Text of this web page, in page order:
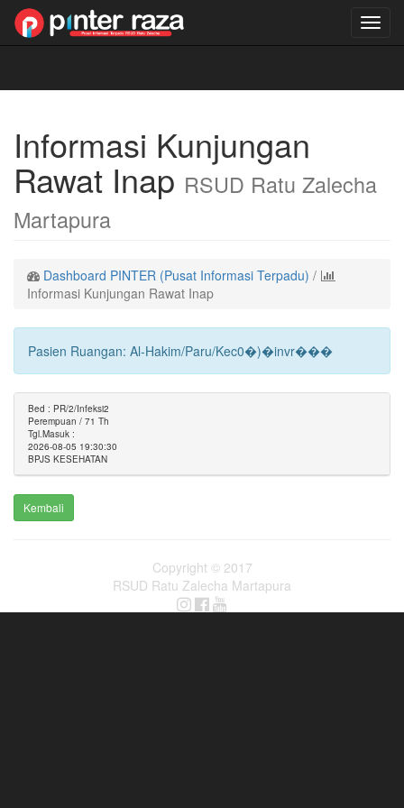
Informasi Kunjungan
Rawat Inap RSUD Ratu Zalecha
Martapura
Dashboard PINTER (Pusat Informasi Terpadu) /
Informasi Kunjungan Rawat Inap
Pasien Ruangan: Al-Hakim/Paru/Kec0�)�invr���
Bed : PR/2/Infeksi2
Perempuan / 71 Th
Tgl.Masuk :
2026-08-05 19:30:30
BPJS KESEHATAN
Kembali
Copyright © 2017
RSUD Ratu Zalecha Martapura